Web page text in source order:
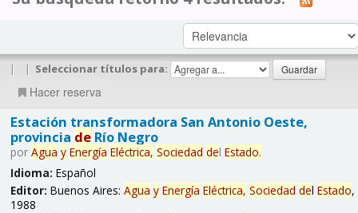
| | Seleccionar títulos para:
Hacer reserva
Estación transformadora San Antonio Oeste,
provincia deRío Negro
por Agua y Energía Eléctrica, Sociedad del Estado.
Idioma: Español
Editor: Buenos Aires: Agua y Energía Eléctrica, Sociedad del Estado,
1988